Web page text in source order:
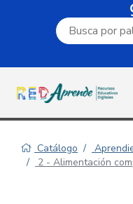
Campo de
Catálogo
2 - Alimentación